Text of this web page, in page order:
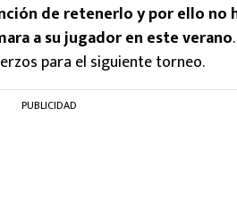
de retenerlo y por ello no
a su jugador en este verano
para el siguiente torneo.
PUBLICIDAD